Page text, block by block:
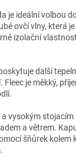
je ideální volbou
ovčí vlny, která
izolační
další
je měkký,
vysokým stojacím
a větrem.
šňůrek kolem